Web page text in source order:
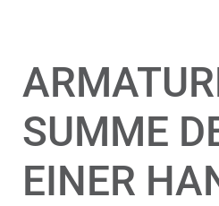
SUMME
EINER